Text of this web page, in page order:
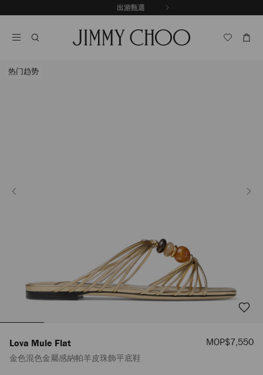
至
探索新品
出游甄選
热门趋势
Lova Mule Flat
金色混色金屬感納帕羊皮珠飾平底鞋
優
MOP$7,550